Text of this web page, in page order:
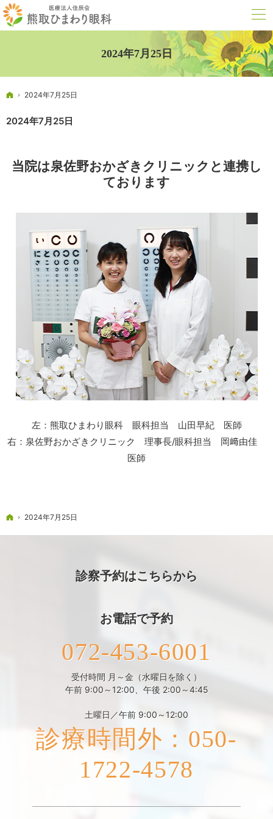
2024年7月25日
ホーム
2024年7月25日
2024年7月25日
当院は泉佐野おかざきクリニックと連携し
ております
左：熊取ひまわり眼科 眼科担当 山田早紀 医師
右：泉佐野おかざきクリニック 理事長/眼科担当 岡﨑由佳
医師
ホーム
2024年7月25日
診察予約はこちらから
お電話で予約
072-453-6001
受付時間 月～金（水曜日を除く）
午前 9:00～12:00、午後 2:00～4:45
土曜日／午前 9:00～12:00
診療時間外：050-
1722-4578